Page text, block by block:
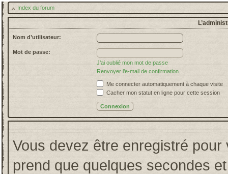
Index du forum
Nom d’utilisateur:
Mot de passe:
J’ai oublié mon mot de passe
Renvoyer l’e-mail de confirmation
Me connecter automatiquement à chaque visite
Cacher mon statut en ligne pour cette session
Vous devez être enregistré pour
prend que quelques secondes